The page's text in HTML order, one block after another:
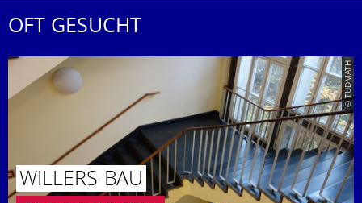
OFT GESUCHT
© TUDMATH
WILLERS-BAU